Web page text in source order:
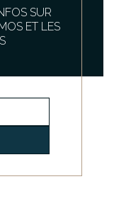
SUR
ET LES